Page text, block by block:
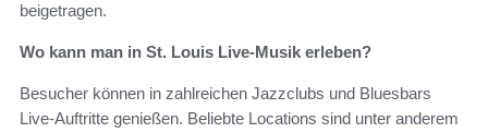
beigetragen.
Wo kann man in St. Louis Live-Musik erleben?
Besucher können in zahlreichen Jazzclubs und Bluesbars
Live-Auftritte genießen. Beliebte Locations sind unter anderem